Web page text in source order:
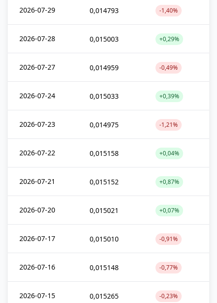
2026-07-29 0,014793 -1,40%
2026-07-28 0,015003 +0,29%
2026-07-27 0,014959 -0,49%
2026-07-24 0,015033 +0,39%
2026-07-23 0,014975 -1,21%
2026-07-22 0,015158 +0,04%
2026-07-21 0,015152 +0,87%
2026-07-20 0,015021 +0,07%
2026-07-17 0,015010 -0,91%
2026-07-16 0,015148 -0,77%
2026-07-15 0,015265 -0,23%